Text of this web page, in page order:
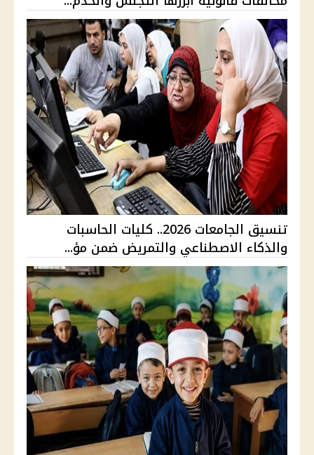
تنسيق الجامعات 2026.. كليات الحاسبات
والذكاء الاصطناعي والتمريض ضمن مؤ...